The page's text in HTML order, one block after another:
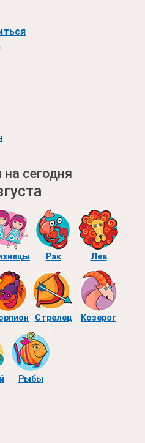
на сегодня
Рак Лев
Стрелец Козерог
Рыбы